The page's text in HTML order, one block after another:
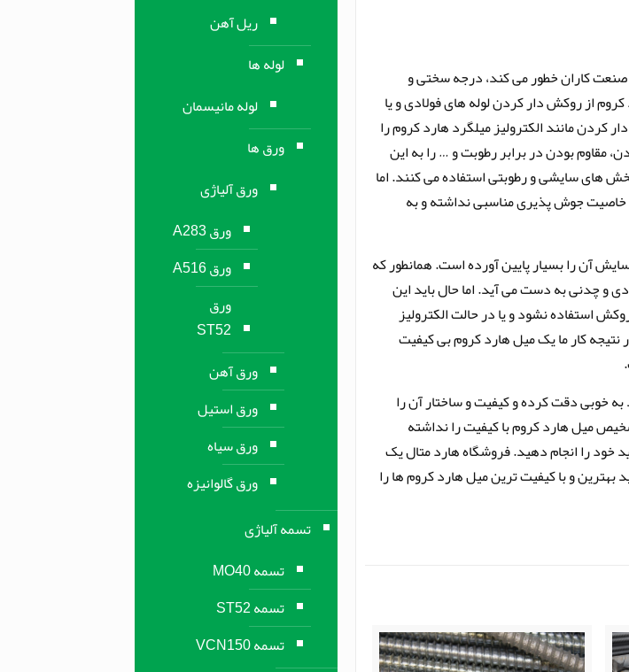
صنعت کاران خطور می کند، درجه سختی و
از روکش دار کردن لوله های فولادی و یا
مانند الکترولیز میلگرد هارد کروم را
بودن در برابر رطوبت و … را به این
سایشی و رطوبتی استفاده می کنند. اما
خاصیت جوش پذیری مناسبی نداشته و به
آن را بسیار پایین آورده است. همانطور که
و چدنی به دست می آید. اما حال باید این
استفاده نشود و یا در حالت الکترولیز
نتیجه کار ما یک میل هارد کروم بی کیفیت
خوبی دقت کرده و کیفیت و ساختار آن را
میل هارد کروم با کیفیت را نداشته
خود را انجام دهید. فروشگاه هارد متال یک
بهترین و با کیفیت ترین میل هارد کروم ها را
ریل آهن
لوله ها
لوله مانیسمان
ورق ها
ورق آلیاژی
ورق A283
ورق A516
ورق
ST52
ورق آهن
ورق استیل
ورق سیاه
ورق گالوانیزه
تسمه آلیاژی
تسمه MO40
تسمه ST52
تسمه VCN150